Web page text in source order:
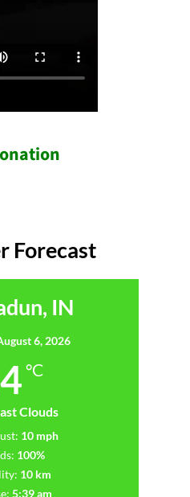
Forecast
IN
6, 2026
°C
Clouds
10 mph
100%
10 km
5:39 am